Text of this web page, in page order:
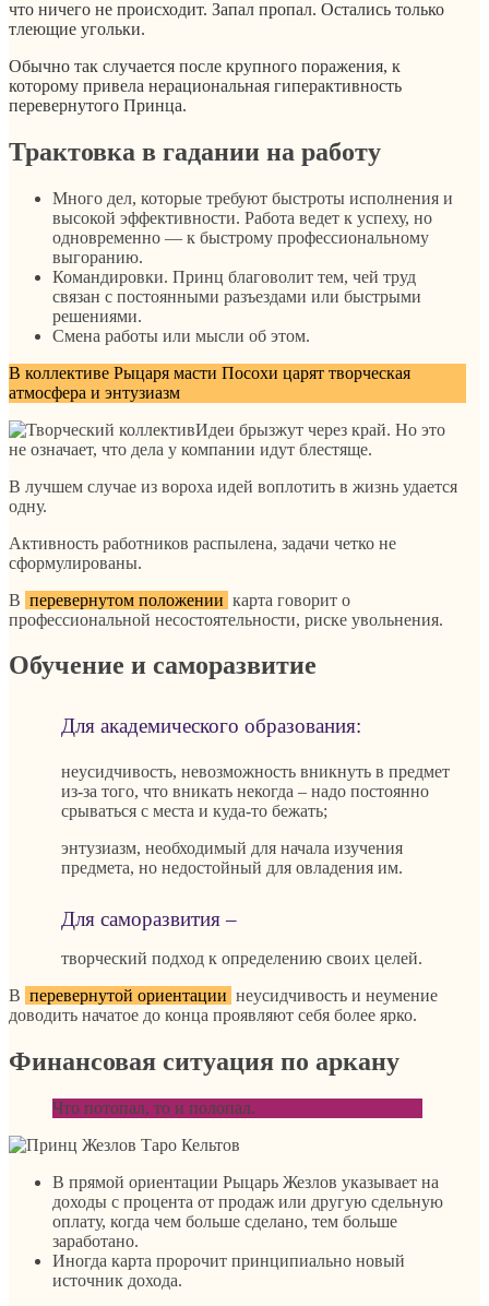
что ничего не происходит. Запал пропал. Остались только
тлеющие угольки.
Обычно так случается после крупного поражения, к
которому привела нерациональная гиперактивность
перевернутого Принца.
Трактовка в гадании на работу
Много дел, которые требуют быстроты исполнения и
высокой эффективности. Работа ведет к успеху, но
одновременно — к быстрому профессиональному
выгоранию.
Командировки. Принц благоволит тем, чей труд
связан с постоянными разъездами или быстрыми
решениями.
Смена работы или мысли об этом.
В коллективе Рыцаря масти Посохи царят творческая
атмосфера и энтузиазм
Идеи брызжут через край. Но это
не означает, что дела у компании идут блестяще.
В лучшем случае из вороха идей воплотить в жизнь удается
одну.
Активность работников распылена, задачи четко не
сформулированы.
В перевернутом положении карта говорит о
профессиональной несостоятельности, риске увольнения.
Обучение и саморазвитие
Для академического образования:
неусидчивость, невозможность вникнуть в предмет
из-за того, что вникать некогда – надо постоянно
срываться с места и куда-то бежать;
энтузиазм, необходимый для начала изучения
предмета, но недостойный для овладения им.
Для саморазвития –
творческий подход к определению своих целей.
В перевернутой ориентации неусидчивость и неумение
доводить начатое до конца проявляют себя более ярко.
Финансовая ситуация по аркану
Что потопал, то и полопал.
В прямой ориентации Рыцарь Жезлов указывает на
доходы с процента от продаж или другую сдельную
оплату, когда чем больше сделано, тем больше
заработано.
Иногда карта пророчит принципиально новый
источник дохода.